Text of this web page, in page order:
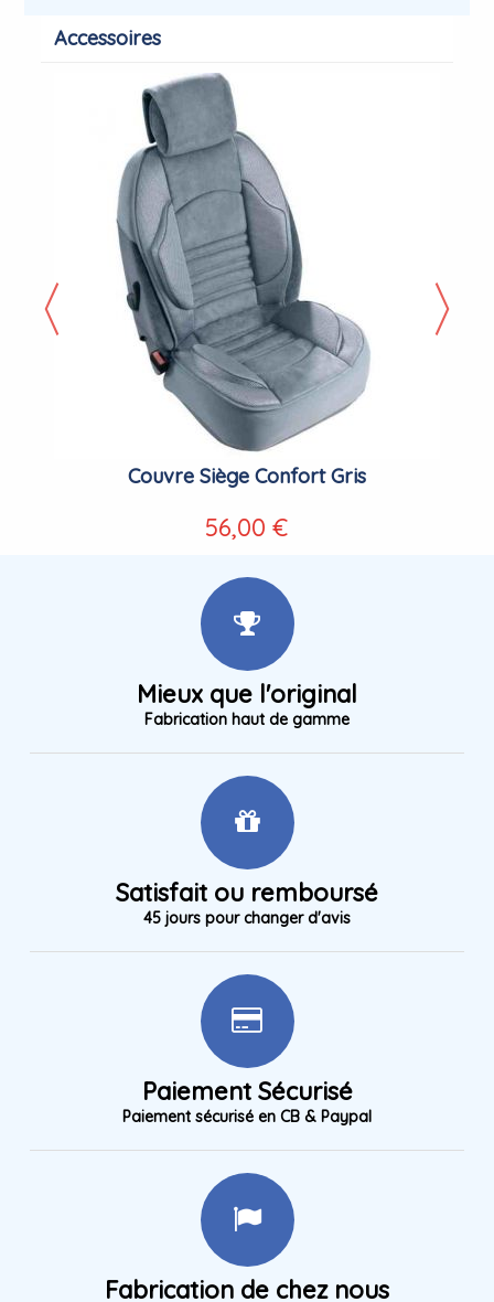
Accessoires
Couvre Siège Confort Gris
56,00 €
Mieux que l'original
Fabrication haut de gamme
Satisfait ou remboursé
45 jours pour changer d'avis
Paiement Sécurisé
Paiement sécurisé en CB & Paypal
Fabrication de chez nous